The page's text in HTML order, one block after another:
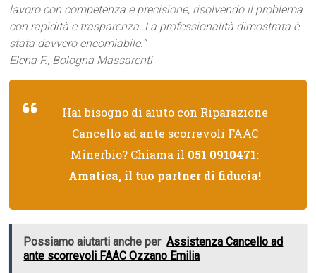
lavoro con competenza e precisione, risolvendo il problema
con rapidità e trasparenza. La professionalità dimostrata è
stata davvero encomiabile.”
Elena F., Bologna Massarenti
Hai bisogno di aiuto con Riparazione
Cancello ad ante scorrevoli FAAC
Minerbio? Chiama il 051 0910471:
Amatica, il tuo partner di fiducia!
Possiamo aiutarti anche per Assistenza Cancello ad
ante scorrevoli FAAC Ozzano Emilia